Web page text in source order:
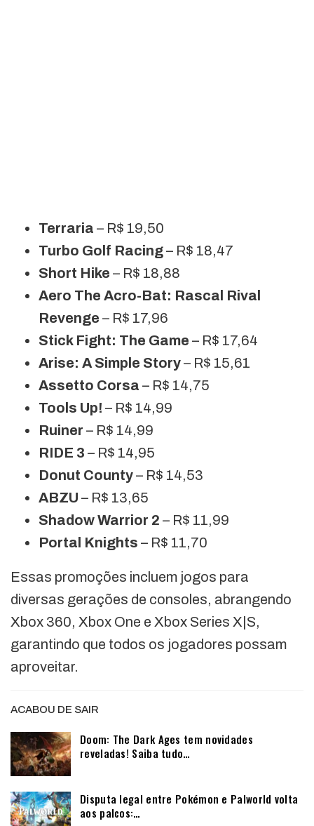
Terraria – R$ 19,50
Turbo Golf Racing– R$ 18,47
Short Hike – R$ 18,88
Aero The Acro-Bat: Rascal Rival
Revenge – R$ 17,96
Stick Fight: The Game – R$ 17,64
Arise: A Simple Story– R$ 15,61
Assetto Corsa – R$ 14,75
Tools Up! – R$ 14,99
Ruiner – R$ 14,99
RIDE 3 – R$ 14,95
Donut County– R$ 14,53
ABZU – R$ 13,65
Shadow Warrior 2 – R$ 11,99
Portal Knights – R$ 11,70
Essas promoções incluem jogos para
diversas gerações de consoles, abrangendo
Xbox 360, Xbox One e Xbox Series X|S,
garantindo que todos os jogadores possam
aproveitar.
ACABOU DE SAIR
Doom: The Dark Ages tem novidades
reveladas! Saiba tudo…
Disputa legal entre Pokémon e Palworld volta
aos palcos:…